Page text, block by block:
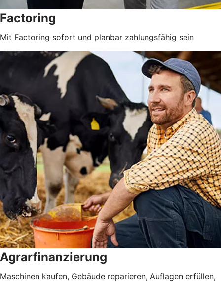
Factoring
Mit Factoring sofort und planbar zahlungsfähig sein
Agrarfinanzierung
Maschinen kaufen, Gebäude reparieren, Auflagen erfüllen,